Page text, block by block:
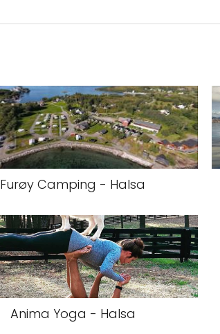
Furøy Camping - Halsa
Anima Yoga - Halsa